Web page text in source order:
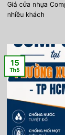
Giá cửa nhựa
nhiều khách
15
Th5